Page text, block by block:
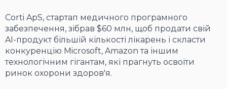
Corti ApS, стартап медичного програмного
забезпечення, зібрав $60 млн, щоб продати свій
AI-продукт більшій кількості лікарень і скласти
конкуренцію Microsoft, Amazon та іншим
технологічним гігантам, які прагнуть освоїти
ринок охорони здоров'я.